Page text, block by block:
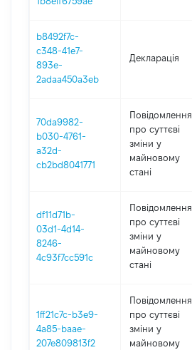
b8492f7c-
c348-41e7-
893e-
2adaa450a3eb
Декларація
70da9982-
b030-4761-
a32d-
cb2bd8041771
Повідомлення
про суттєві
зміни y
майновому
стані
df11d71b-
03d1-4d14-
8246-
4c93f7cc591c
Повідомлення
про суттєві
зміни y
майновому
стані
1ff21c7c-b3e9-
4a85-baae-
207e809813f2
Повідомлення
про суттєві
зміни y
майновому